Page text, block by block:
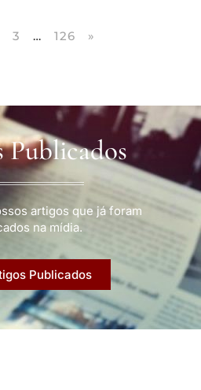
3 … 126 »
artigos que já foram
na mídia.
Publicados